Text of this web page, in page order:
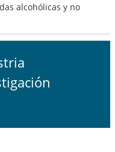
alcohólicas y no